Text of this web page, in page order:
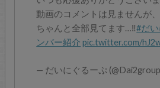
動画のコメントは見ませんが
ちゃんと全部見てます…‼︎#だ
ンバー紹介 pic.twitter.com/
— だいにぐるーぷ